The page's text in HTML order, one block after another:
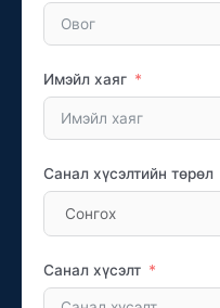
Имэйл хаяг
Санал хүсэлтийн төрөл
Санал хүсэлт